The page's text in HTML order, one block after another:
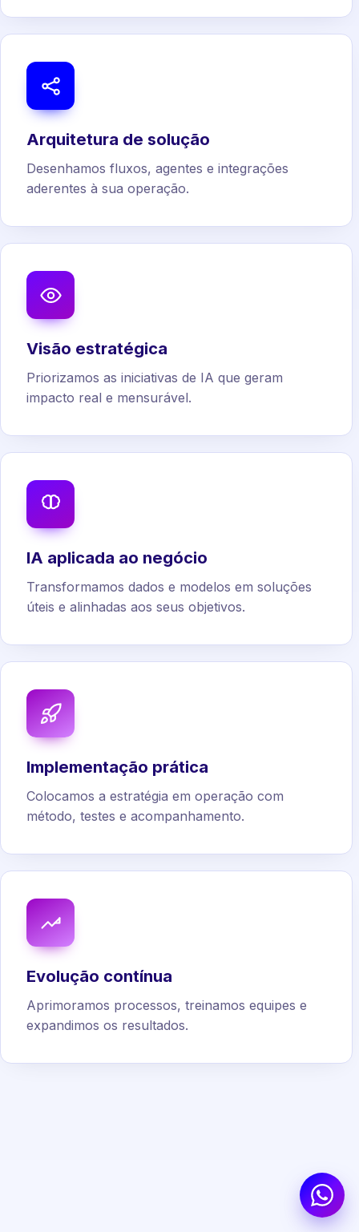
Arquitetura de solução
Desenhamos fluxos, agentes e integrações
aderentes à sua operação.
Visão estratégica
Priorizamos as iniciativas de IA que geram
impacto real e mensurável.
IA aplicada ao negócio
Transformamos dados e modelos em soluções
úteis e alinhadas aos seus objetivos.
Implementação prática
Colocamos a estratégia em operação com
método, testes e acompanhamento.
Evolução contínua
Aprimoramos processos, treinamos equipes e
expandimos os resultados.